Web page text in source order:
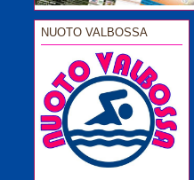
NUOTO VALBOSSA